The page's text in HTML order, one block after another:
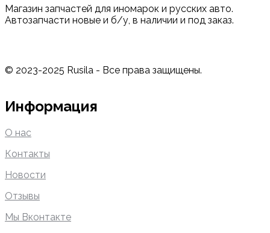
Магазин запчастей для иномарок и русских авто.
Автозапчасти новые и б/у, в наличии и под заказ.
© 2023-2025 Rusila - Все права защищены.
Информация
О нас
Контакты
Новости
Отзывы
Мы Вконтакте